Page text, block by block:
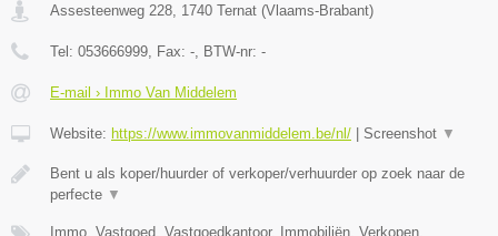
Assesteenweg 228 1740 Ternat (Vlaams-Brabant)
Tel: 053666999 , Fax: - , BTW-nr: -
E-mail › Immo Van Middelem
Website: https://www.immovanmiddelem.be/nl/ Screenshot ▼
Bent u als koper/huurder of verkoper/verhuurder op zoek naar de
perfecte ▼
Immo, Vastgoed, Vastgoedkantoor, Immobiliën, Verkopen,